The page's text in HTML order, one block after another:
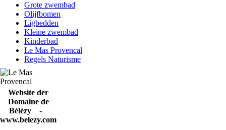
Grote zwembad
Olijfbomen
Ligbedden
Kleine zwembad
Kinderbad
Le Mas Provencal
Regels Naturisme
Website der
Domaine de
Bélézy -
www.belezy.com